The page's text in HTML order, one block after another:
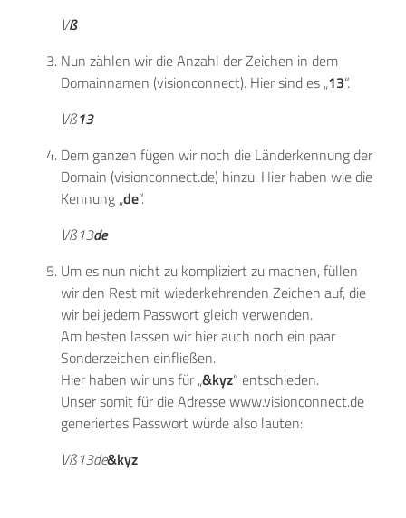
Vß
Nun zählen wir die Anzahl der Zeichen in dem
Domainnamen (visionconnect). Hier sind es „13“.
Vß13
Dem ganzen fügen wir noch die Länderkennung der
Domain (visionconnect.de) hinzu. Hier haben wie die
Kennung „de“.
Vß13de
Um es nun nicht zu kompliziert zu machen, füllen
wir den Rest mit wiederkehrenden Zeichen auf, die
wir bei jedem Passwort gleich verwenden.
Am besten lassen wir hier auch noch ein paar
Sonderzeichen einfließen.
Hier haben wir uns für „&kyz“ entschieden.
Unser somit für die Adresse www.visionconnect.de
generiertes Passwort würde also lauten:
Vß13de&kyz